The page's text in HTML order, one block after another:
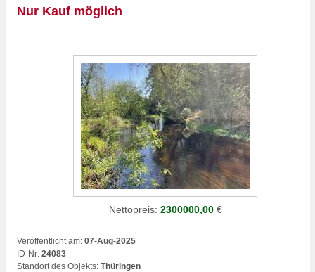
Nur Kauf möglich
Nettopreis: 2300000,00€
Veröffentlicht am: 07-Aug-2025
ID-Nr: 24083
Standort des Objekts: Thüringen